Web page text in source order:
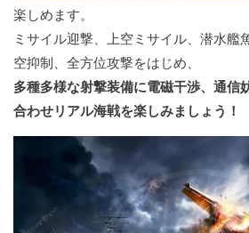
楽しめます。
ミサイル迎撃、上空ミサイル、潜水艦
空抑制、全方位攻撃をはじめ、
多種多様な射撃装備に電磁干渉、通信
合わせリアル海戦を楽しみましょう！